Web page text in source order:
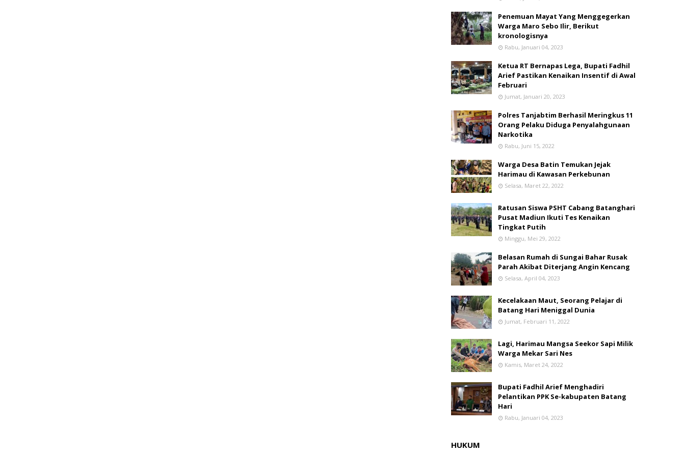
Penemuan Mayat Yang Menggegerkan
Warga Maro Sebo Ilir, Berikut
kronologisnya
Rabu, Januari 04, 2023
Ketua RT Bernapas Lega, Bupati Fadhil
Arief Pastikan Kenaikan Insentif di Awal
Februari
Jumat, Januari 20, 2023
Polres Tanjabtim Berhasil Meringkus 11
Orang Pelaku Diduga Penyalahgunaan
Narkotika
Rabu, Juni 15, 2022
Warga Desa Batin Temukan Jejak
Harimau di Kawasan Perkebunan
Selasa, Maret 22, 2022
Ratusan Siswa PSHT Cabang Batanghari
Pusat Madiun Ikuti Tes Kenaikan
Tingkat Putih
Minggu, Mei 29, 2022
Belasan Rumah di Sungai Bahar Rusak
Parah Akibat Diterjang Angin Kencang
Selasa, April 04, 2023
Kecelakaan Maut, Seorang Pelajar di
Batang Hari Meniggal Dunia
Jumat, Februari 11, 2022
Lagi, Harimau Mangsa Seekor Sapi Milik
Warga Mekar Sari Nes
Kamis, Maret 24, 2022
Bupati Fadhil Arief Menghadiri
Pelantikan PPK Se-kabupaten Batang
Hari
Rabu, Januari 04, 2023
HUKUM